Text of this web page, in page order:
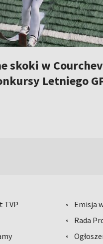
skoki w
Letniego
TVP
Emisja
Rada